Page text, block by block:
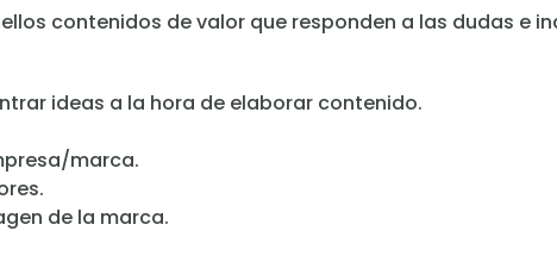
contenidos de valor que responden a las dudas e
ideas a la hora de elaborar contenido.
marca.
de la marca.